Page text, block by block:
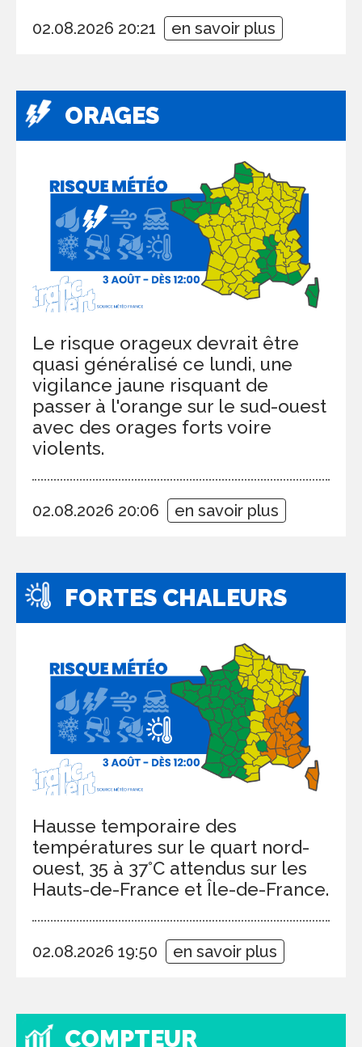
02.08.2026 20:21 en savoir plus
ORAGES
Le risque orageux devrait être
quasi généralisé ce lundi, une
vigilance jaune risquant de
passer à l'orange sur le sud-ouest
avec des orages forts voire
violents.
02.08.2026 20:06 en savoir plus
FORTES CHALEURS
Hausse temporaire des
températures sur le quart nord-
ouest, 35 à 37°C attendus sur les
Hauts-de-France et Île-de-France.
02.08.2026 19:50 en savoir plus
COMPTEUR